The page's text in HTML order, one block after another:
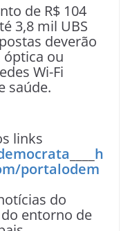
de R$ 104
3,8 mil UBS
deverão
ou
Wi-Fi
saúde.
links
h
portalodem
do
entorno de